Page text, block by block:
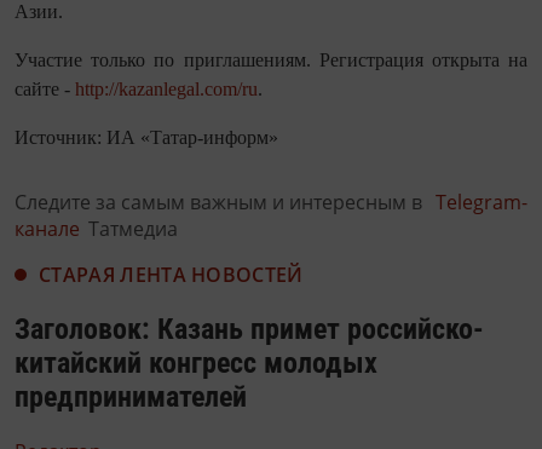
Азии.
Участие только по приглашениям. Регистрация открыта на
сайте - http://kazanlegal.com/ru.
Источник: ИА «Татар-информ»
Следите за самым важным и интересным в Telegram-
канале Татмедиа
СТАРАЯ ЛЕНТА НОВОСТЕЙ
Заголовок: Казань примет российско-
китайский конгресс молодых
предпринимателей